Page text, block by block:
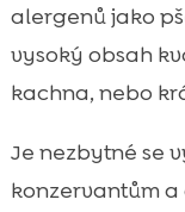
alergenů jako
vysoký obsah
kachna, nebo
Je nezbytné se
konzervantům a